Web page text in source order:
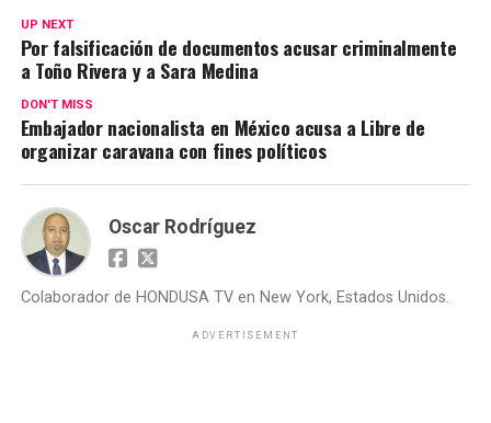
UP NEXT
Por falsificación de documentos acusar criminalmente
a Toño Rivera y a Sara Medina
DON'T MISS
Embajador nacionalista en México acusa a Libre de
organizar caravana con fines políticos
Oscar Rodríguez
Colaborador de HONDUSA TV en New York, Estados Unidos.
ADVERTISEMENT